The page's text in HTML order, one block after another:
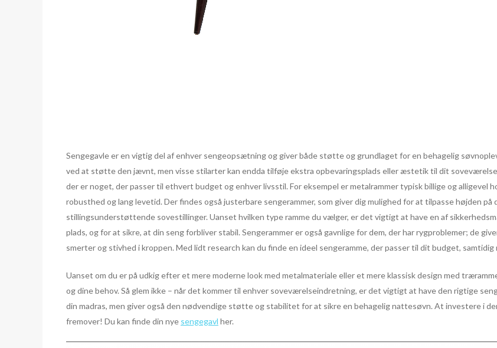
Sengegavle er en vigtig del af enhver sengeopsætning og giver både støtte og grundlaget for en behagelig
ved at støtte den jævnt, men visse stilarter kan endda tilføje ekstra opbevaringsplads eller æstetik til dit
der er noget, der passer til ethvert budget og enhver livsstil. For eksempel er metalrammer typisk billige og alligevel
robusthed og lang levetid. Der findes også justerbare sengerammer, som giver dig mulighed for at tilpasse højden
stillingsunderstøttende sovestillinger. Uanset hvilken type ramme du vælger, er det vigtigt at have en af
plads, og for at sikre, at din seng forbliver stabil. Sengerammer er også gavnlige for dem, der har rygproblemer; de
smerter og stivhed i kroppen. Med lidt research kan du finde en ideel sengeramme, der passer til dit budget,
Uanset om du er på udkig efter et mere moderne look med metalmateriale eller et mere klassisk design med
og dine behov. Så glem ikke – når det kommer til enhver soveværelseindretning, er det vigtigt at have den rigtige
din madras, men giver også den nødvendige støtte og stabilitet for at sikre en behagelig nattesøvn. At investere i
fremover! Du kan finde din nye sengegavl her.